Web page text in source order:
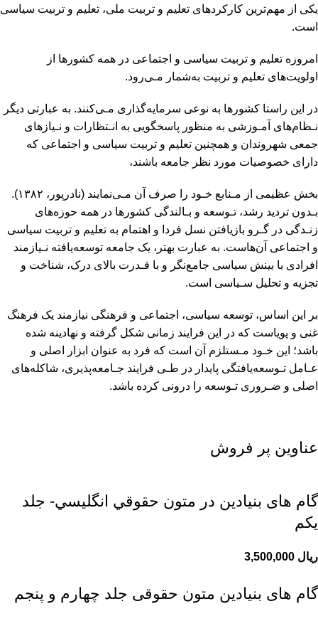
یکی از مهم‌ترین کارکردهای تعلیم و تربیت ملی، تعلیم و تربیت سیاسی
است.
امروزه تعلیم و تربیت سیاسى و اجتماعى در همه کشورها از
اولویت‌هاى تعلیم و تربیت به‌شمار مـى‌رود‌.
در‌ این‌ راستا کشورها به نوعى سرمایه‌گذارى مـى‌کنند. به‌ عبارتى‌ دیگر‌
نـظام‌‌های آمـوزشى‌ به‌ منظور پاسخگویى به انـتظارات و نـیازهاى
جمعى شهروندان و همچنین تعلیم و تربیت سیاسی و اجتماعی که
داراى خصوصیات مورد نظر جامعه باشند،
بخش عظیمى از مـنابع خـود را صرف آن مـى‌نمایند (نادرپور، ۱۳۸۲).
بـدون تردید رشد، تـوسعه و بـالندگى کشورها در همه حوزه‌هاى
زنـدگى در گـرو بازیافتن نسل فردا و اهتمام به تعلیم و تربیت سیاسى
و اجتماعى آن‌هاست. به عبارت بهتر، یک جامعه توسعه‌یافته نـیازمند‌
افرادى‌ با بینش سیاسى جامع‌نگر و با قـدرت بالاى درک، شناخت و
تجزیه و تحلیل سـیاسى است.
بر این اساس، توسعه سیاسى، اجتماعى و فرهنگى نیازمند یک فرهنگ
غنى و پویاست که در این فرایند زمانى شکل‌ گرفته‌ و نهادینه شده
باشد؛ این خـود مـستلزم آن است که فرد به ‌عنوان ابزار اصلى و
عـامل تـوسعه‌یافتگى پایدار در طـى فرایند جـامعه‌پذیرى، شاکله‌هاى
اصلى‌ و ضـرورى‌ تـوسعه را درونى کرده باشد‌.
عناوین پر فروش
گام های بنیادین در متون حقوقي انگليسي- جلد
يكم
ریال
گام های بنیادین متون حقوقی جلد چهارم و پنجم